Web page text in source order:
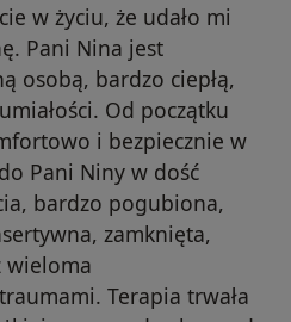
w życiu, że udało mi
Pani Nina jest
osobą, bardzo ciepłą,
Od początku
i bezpiecznie w
Pani Niny w dość
bardzo pogubiona,
zamknięta,
wieloma
Terapia trwała